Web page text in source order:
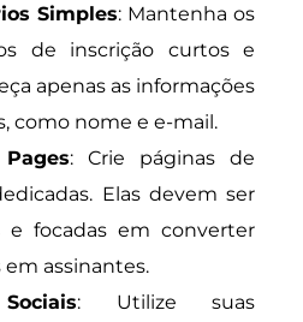
Simples: Mantenha os
de inscrição curtos e
apenas as informações
como nome e e-mail.
: Crie páginas de
Elas devem ser
e focadas em converter
assinantes.
: Utilize suas